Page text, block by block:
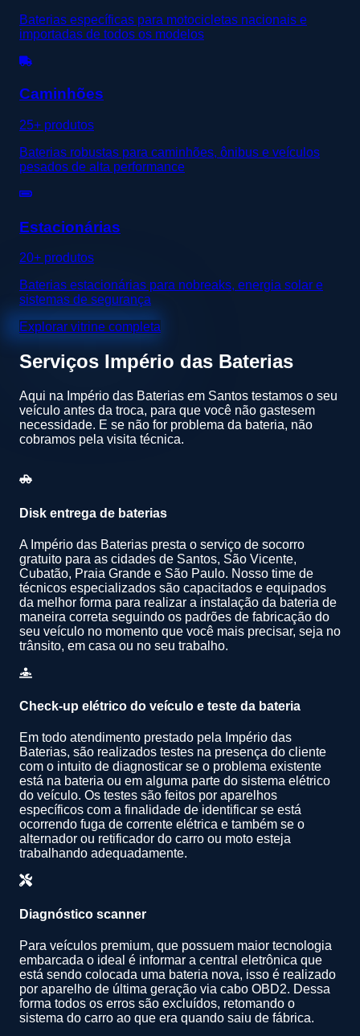
Baterias específicas para motocicletas nacionais e
importadas de todos os modelos
Caminhões
25+ produtos
Baterias robustas para caminhões, ônibus e veículos
pesados de alta performance
Estacionárias
20+ produtos
Baterias estacionárias para nobreaks, energia solar e
sistemas de segurança
Explorar vitrine completa
Serviços Império das Baterias
Aqui na Império das Baterias em Santos testamos o seu
veículo antes da troca, para que você não gastesem
necessidade. E se não for problema da bateria, não
cobramos pela visita técnica.
Disk entrega de baterias
A Império das Baterias presta o serviço de socorro
gratuito para as cidades de Santos, São Vicente,
Cubatão, Praia Grande e São Paulo. Nosso time de
técnicos especializados são capacitados e equipados
da melhor forma para realizar a instalação da bateria de
maneira correta seguindo os padrões de fabricação do
seu veículo no momento que você mais precisar, seja no
trânsito, em casa ou no seu trabalho.
Check-up elétrico do veículo e teste da bateria
Em todo atendimento prestado pela Império das
Baterias, são realizados testes na presença do cliente
com o intuito de diagnosticar se o problema existente
está na bateria ou em alguma parte do sistema elétrico
do veículo. Os testes são feitos por aparelhos
específicos com a finalidade de identificar se está
ocorrendo fuga de corrente elétrica e também se o
alternador ou retificador do carro ou moto esteja
trabalhando adequadamente.
Diagnóstico scanner
Para veículos premium, que possuem maior tecnologia
embarcada o ideal é informar a central eletrônica que
está sendo colocada uma bateria nova, isso é realizado
por aparelho de última geração via cabo OBD2. Dessa
forma todos os erros são excluídos, retomando o
sistema do carro ao que era quando saiu de fábrica.